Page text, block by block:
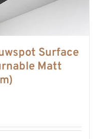
Surface
Matt